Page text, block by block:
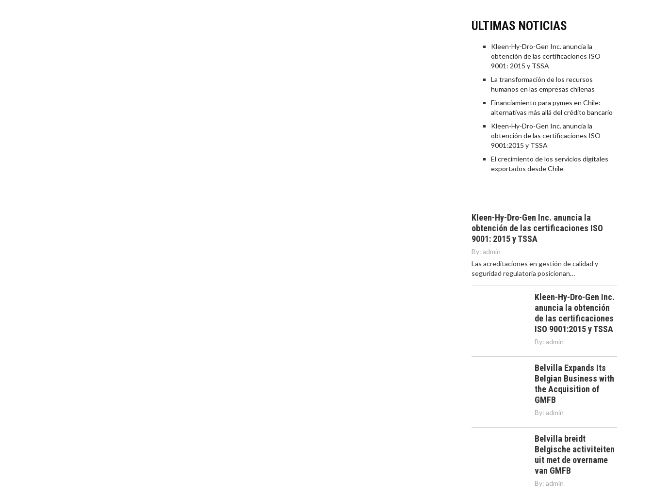
ÚLTIMAS NOTICIAS
Kleen-Hy-Dro-Gen Inc. anuncia la
obtención de las certificaciones ISO
9001: 2015 y TSSA
La transformación de los recursos
humanos en las empresas chilenas
Financiamiento para pymes en Chile:
alternativas más allá del crédito bancario
Kleen-Hy-Dro-Gen Inc. anuncia la
obtención de las certificaciones ISO
9001:2015 y TSSA
El crecimiento de los servicios digitales
exportados desde Chile
Kleen-Hy-Dro-Gen Inc. anuncia la
obtención de las certificaciones ISO
9001: 2015 y TSSA
By: admin
Las acreditaciones en gestión de calidad y
seguridad regulatoria posicionan…
Kleen-Hy-Dro-Gen Inc.
anuncia la obtención
de las certificaciones
ISO 9001:2015 y TSSA
By: admin
Belvilla Expands Its
Belgian Business with
the Acquisition of
GMFB
By: admin
Belvilla breidt
Belgische activiteiten
uit met de overname
van GMFB
By: admin